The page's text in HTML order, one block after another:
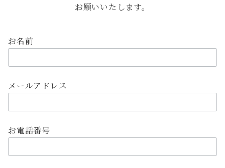
お願いいたします。
お名前
メールアドレス
お電話番号